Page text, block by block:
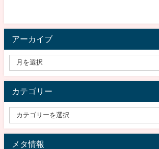
アーカイブ
カテゴリー
メタ情報